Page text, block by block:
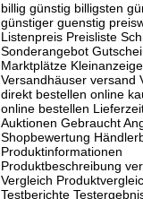
billig günstig billigsten
günstiger guenstig
Listenpreis Preisliste
Sonderangebot
Marktplätze
Versandhäuser versand
direkt bestellen online
online bestellen
Auktionen Gebraucht
Shopbewertung
Produktinformationen
Produktbeschreibung
Vergleich
Testberichte